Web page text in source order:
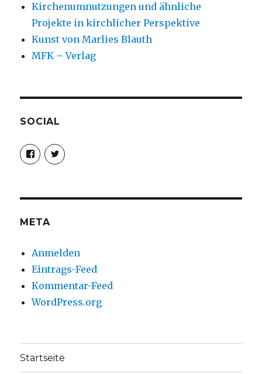
Kirchenumnutzungen und ähnliche
Projekte in kirchlicher Perspektive
Kunst von Marlies Blauth
MFK – Verlag
SOCIAL
Profil
von
christoph.fleischer1
anzeigen
Profil
von
anzeigen
META
Anmelden
Eintrags-Feed
Kommentar-Feed
WordPress.org
Startseite